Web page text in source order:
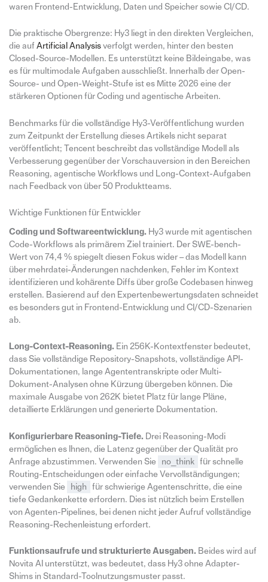
waren Frontend-Entwicklung, Daten und Speicher sowie CI/CD.
Die praktische Obergrenze: Hy3 liegt in den direkten Vergleichen,
die auf Artificial Analysisverfolgt werden, hinter den besten
Closed-Source-Modellen. Es unterstützt keine Bildeingabe, was
es für multimodale Aufgaben ausschließt. Innerhalb der Open-
Source- und Open-Weight-Stufe ist es Mitte 2026 eine der
stärkeren Optionen für Coding und agentische Arbeiten.
Benchmarks für die vollständige Hy3-Veröffentlichung wurden
zum Zeitpunkt der Erstellung dieses Artikels nicht separat
veröffentlicht; Tencent beschreibt das vollständige Modell als
Verbesserung gegenüber der Vorschauversion in den Bereichen
Reasoning, agentische Workflows und Long-Context-Aufgaben
nach Feedback von über 50 Produktteams.
Wichtige Funktionen für Entwickler
Coding und Softwareentwicklung. Hy3 wurde mit agentischen
Code-Workflows als primärem Ziel trainiert. Der SWE-bench-
Wert von 74,4 % spiegelt diesen Fokus wider – das Modell kann
über mehrdatei-Änderungen nachdenken, Fehler im Kontext
identifizieren und kohärente Diffs über große Codebasen hinweg
erstellen. Basierend auf den Expertenbewertungsdaten schneidet
es besonders gut in Frontend-Entwicklung und CI/CD-Szenarien
ab.
Long-Context-Reasoning. Ein 256K-Kontextfenster bedeutet,
dass Sie vollständige Repository-Snapshots, vollständige API-
Dokumentationen, lange Agententranskripte oder Multi-
Dokument-Analysen ohne Kürzung übergeben können. Die
maximale Ausgabe von 262K bietet Platz für lange Pläne,
detaillierte Erklärungen und generierte Dokumentation.
Konfigurierbare Reasoning-Tiefe. Drei Reasoning-Modi
ermöglichen es Ihnen, die Latenz gegenüber der Qualität pro
Anfrage abzustimmen. Verwenden Sie
no_think
für schnelle
Routing-Entscheidungen oder einfache Vervollständigungen;
verwenden Sie
high
für schwierige Agentenschritte, die eine
tiefe Gedankenkette erfordern. Dies ist nützlich beim Erstellen
von Agenten-Pipelines, bei denen nicht jeder Aufruf vollständige
Reasoning-Rechenleistung erfordert.
Funktionsaufrufe und strukturierte Ausgaben. Beides wird auf
Novita AI unterstützt, was bedeutet, dass Hy3 ohne Adapter-
Shims in Standard-Toolnutzungsmuster passt.